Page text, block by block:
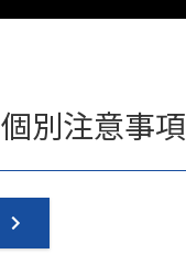
個別注意事項